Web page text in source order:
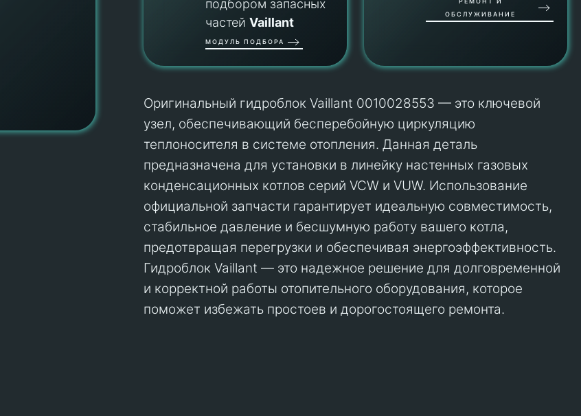
подбором запасных
частейVaillant
МОДУЛЬ ПОДБОРА
ОБСЛУЖИВАНИЕ
Оригинальный гидроблок Vaillant 0010028553 — это ключевой
узел, обеспечивающий бесперебойную циркуляцию
теплоносителя в системе отопления. Данная деталь
предназначена для установки в линейку настенных газовых
конденсационных котлов серий VCW и VUW. Использование
официальной запчасти гарантирует идеальную совместимость,
стабильное давление и бесшумную работу вашего котла,
предотвращая перегрузки и обеспечивая энергоэффективность.
Гидроблок Vaillant — это надежное решение для долговременной
и корректной работы отопительного оборудования, которое
поможет избежать простоев и дорогостоящего ремонта.